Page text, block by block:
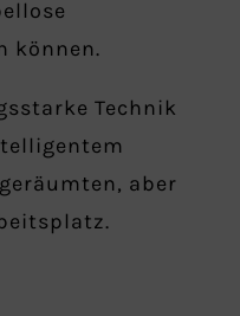
können.
Technik
aber